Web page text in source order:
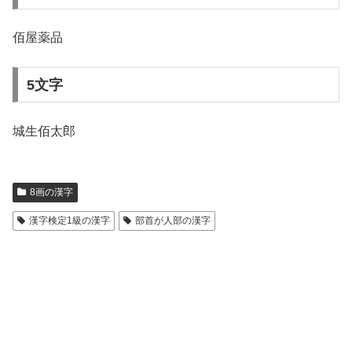
佰屋薬品
5文字
城生佰太郎
8画の漢字
漢字検定1級の漢字 部首が人部の漢字